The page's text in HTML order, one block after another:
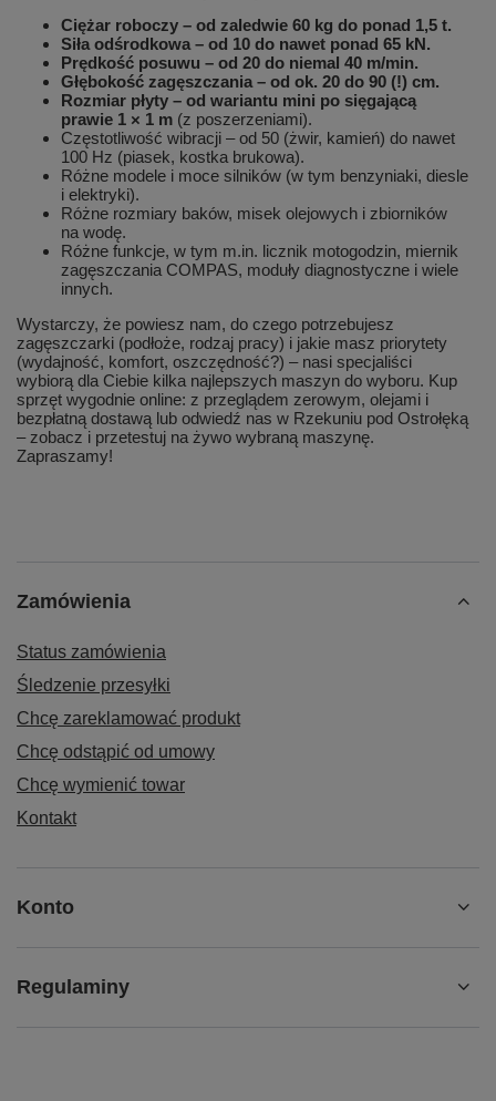
Ciężar roboczy – od zaledwie 60 kg do ponad 1,5 t.
Siła odśrodkowa – od 10 do nawet ponad 65 kN.
Prędkość posuwu – od 20 do niemal 40 m/min.
Głębokość zagęszczania – od ok. 20 do 90 (!) cm.
Rozmiar płyty – od wariantu mini po sięgającą
prawie 1 × 1 m (z poszerzeniami).
Częstotliwość wibracji – od 50 (żwir, kamień) do nawet
100 Hz (piasek, kostka brukowa).
Różne modele i moce silników (w tym benzyniaki, diesle
i elektryki).
Różne rozmiary baków, misek olejowych i zbiorników
na wodę.
Różne funkcje, w tym m.in. licznik motogodzin, miernik
zagęszczania COMPAS, moduły diagnostyczne i wiele
innych.
Wystarczy, że powiesz nam, do czego potrzebujesz
zagęszczarki (podłoże, rodzaj pracy) i jakie masz priorytety
(wydajność, komfort, oszczędność?) – nasi specjaliści
wybiorą dla Ciebie kilka najlepszych maszyn do wyboru. Kup
sprzęt wygodnie online: z przeglądem zerowym, olejami i
bezpłatną dostawą lub odwiedź nas w Rzekuniu pod Ostrołęką
– zobacz i przetestuj na żywo wybraną maszynę.
Zapraszamy!
Zamówienia
Status zamówienia
Śledzenie przesyłki
Chcę zareklamować produkt
Chcę odstąpić od umowy
Chcę wymienić towar
Kontakt
Konto
Regulaminy